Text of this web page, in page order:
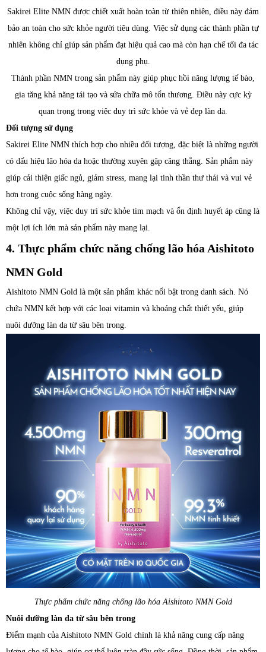
Sakirei Elite NMN được chiết xuất hoàn toàn từ thiên nhiên, điều này đảm
bảo an toàn cho sức khỏe người tiêu dùng. Việc sử dụng các thành phần tự
nhiên không chỉ giúp sản phẩm đạt hiệu quả cao mà còn hạn chế tối đa tác
dụng phụ.
Thành phần NMN trong sản phẩm này giúp phục hồi năng lượng tế bào,
gia tăng khả năng tái tạo và sửa chữa mô tổn thương. Điều này cực kỳ
quan trọng trong việc duy trì sức khỏe và vẻ đẹp làn da.
Đối tượng sử dụng
Sakirei Elite NMN thích hợp cho nhiều đối tượng, đặc biệt là những người
có dấu hiệu lão hóa da hoặc thường xuyên gặp căng thẳng. Sản phẩm này
giúp cải thiện giấc ngủ, giảm stress, mang lại tinh thần thư thái và vui vẻ
hơn trong cuộc sống hàng ngày.
Không chỉ vậy, việc duy trì sức khỏe tim mạch và ổn định huyết áp cũng là
một lợi ích lớn mà sản phẩm này mang lại.
4. Thực phẩm chức năng chống lão hóa Aishitoto
NMN Gold
Aishitoto NMN Gold là một sản phẩm khác nổi bật trong danh sách. Nó
chứa NMN kết hợp với các loại vitamin và khoáng chất thiết yếu, giúp
nuôi dưỡng làn da từ sâu bên trong.
Thực phẩm chức năng chống lão hóa Aishitoto NMN Gold
Nuôi dưỡng làn da từ sâu bên trong
Điểm mạnh của Aishitoto NMN Gold chính là khả năng cung cấp năng